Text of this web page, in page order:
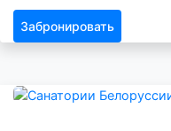
Забронировать